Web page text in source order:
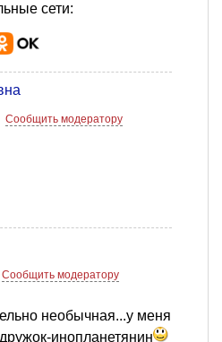
сети:
Сообщить модератору
Сообщить модератору
необычная...у меня
инопланетянин